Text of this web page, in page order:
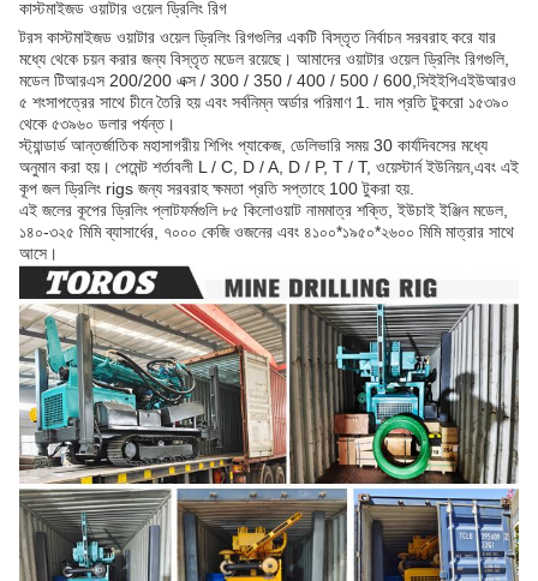
কাস্টমাইজড ওয়াটার ওয়েল ড্রিলিং রিগ
টরস কাস্টমাইজড ওয়াটার ওয়েল ড্রিলিং রিগগুলির একটি বিস্তৃত নির্বাচন সরবরাহ করে যার
মধ্যে থেকে চয়ন করার জন্য বিস্তৃত মডেল রয়েছে। আমাদের ওয়াটার ওয়েল ড্রিলিং রিগগুলি,
মডেল টিআরএস 200/200 এক্স / 300 / 350 / 400 / 500 / 600,সিইইপিএইউআরও
৫ শংসাপত্রের সাথে চীনে তৈরি হয় এবং সর্বনিম্ন অর্ডার পরিমাণ 1. দাম প্রতি টুকরো ১৫৩৯০
থেকে ৫৩৯৬০ ডলার পর্যন্ত।
স্ট্যান্ডার্ড আন্তর্জাতিক মহাসাগরীয় শিপিং প্যাকেজ, ডেলিভারি সময় 30 কার্যদিবসের মধ্যে
অনুমান করা হয়। পেমেন্ট শর্তাবলী L / C, D / A, D / P, T / T, ওয়েস্টার্ন ইউনিয়ন,এবং এই
কূপ জল ড্রিলিং rigs জন্য সরবরাহ ক্ষমতা প্রতি সপ্তাহে 100 টুকরা হয়.
এই জলের কূপের ড্রিলিং প্লাটফর্মগুলি ৮৫ কিলোওয়াট নামমাত্র শক্তি, ইউচাই ইঞ্জিন মডেল,
১৪০-৩২৫ মিমি ব্যাসার্ধের, ৭০০০ কেজি ওজনের এবং ৪১০০*১৯৫০*২৬০০ মিমি মাত্রার সাথে
আসে।